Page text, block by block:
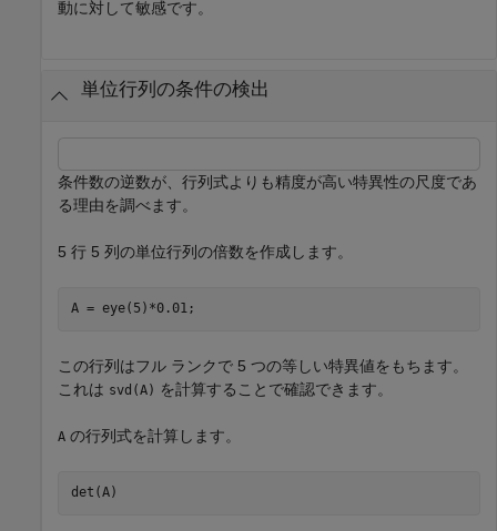
動に対して敏感です。
単位行列の条件の検出
条件数の逆数が、行列式よりも精度が高い特異性の尺度であ
る理由を調べます。
5 行 5 列の単位行列の倍数を作成します。
A = eye(5)*0.01;
この行列はフル ランクで 5 つの等しい特異値をもちます。
これは svd(A) を計算することで確認できます。
A の行列式を計算します。
det(A)